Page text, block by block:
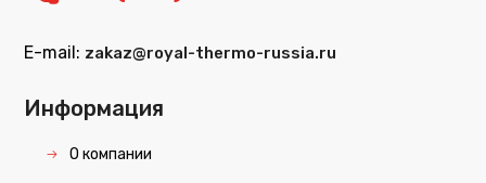
E-mail: zakaz@royal-thermo-russia.ru
Информация
О компании